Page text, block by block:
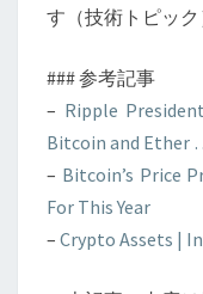
す（技術トピック
### 参考記事
– Ripple
Bitcoin and Ether
– Bitcoin’s Price
For This Year
– Crypto Assets |